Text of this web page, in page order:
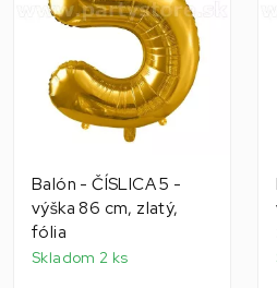
Balón - ČÍSLICA 5 -
výška 86 cm, zlatý,
fólia
Skladom 2 ks